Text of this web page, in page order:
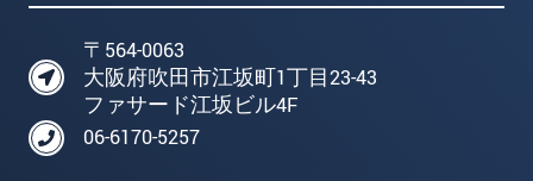
〒564-0063
大阪府吹田市江坂町1丁目23-43
ファサード江坂ビル4F
06-6170-5257